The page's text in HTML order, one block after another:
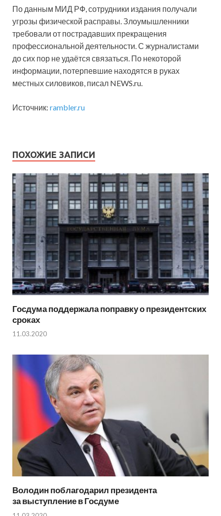
По данным МИД РФ, сотрудники издания получали
угрозы физической расправы. Злоумышленники
требовали от пострадавших прекращения
профессиональной деятельности. С журналистами
до сих пор не удаётся связаться. По некоторой
информации, потерпевшие находятся в руках
местных силовиков, писал NEWS.ru.
Источник: rambler.ru
ПОХОЖИЕ ЗАПИСИ
Госдума поддержала поправку о президентских
сроках
11.03.2020
Володин поблагодарил президента
за выступление в Госдуме